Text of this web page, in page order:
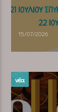
15/07/2026
νέα